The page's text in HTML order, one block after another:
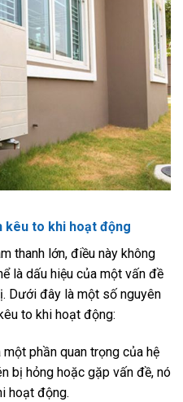
kêu to khi hoạt động
thanh lớn, điều này không
là dấu hiệu của một vấn đề
Dưới đây là một số nguyên
to khi hoạt động:
một phần quan trọng của hệ
bị hỏng hoặc gặp vấn đề, nó
hoạt động.